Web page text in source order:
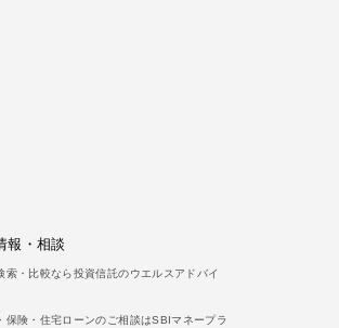
報・相談
索・比較なら投資信託のウエルスアドバイ
保険・住宅ローンのご相談はSBIマネープラ